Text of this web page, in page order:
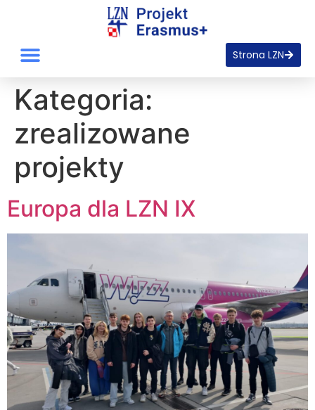
Strona LZN
Kategoria:
zrealizowane
projekty
Europa dla LZN IX